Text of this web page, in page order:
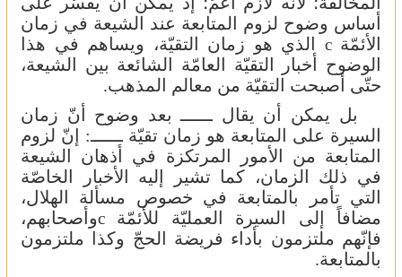
أساس وضوح لزوم المتابعة عند الشيعة في زمان
الأئمّةc الذي هو زمان التقيّة، ويساهم في هذا
الوضوح أخبار التقيّة العامّة الشائعة بين الشيعة،
حتّى أصبحت التقيّة من معالم المذهب.
بل يمكن أن يقال ــــــ بعد وضوح أنّ زمان
السيرة على المتابعة هو زمان تقيّة ــــــ: إنّ لزوم
المتابعة من الأمور المرتكزة في أذهان الشيعة
في ذلك الزمان، كما تشير إليه الأخبار الخاصّة
التي تأمر بالمتابعة في خصوص مسألة الهلال،
مضافاً إلى السيرة العمليّة للأئمّة cوأصحابهم،
فإنّهم ملتزمون بأداء فريضة الحجّ وكذا ملتزمون
بالمتابعة.